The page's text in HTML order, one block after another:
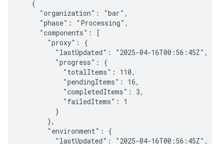
   {
     "organization": "bar",
     "phase": "Processing",
     "components": [
       "proxy": {
         "lastUpdated": "2025-04-16T00:56:45Z",
         "progress": {
           "totalItems": 110,
           "pendingItems": 16,
           "completedItems": 3,
           "failedItems": 1
         }
       },
       "environment": {
         "lastUpdated": "2025-04-16T00:56:45Z",